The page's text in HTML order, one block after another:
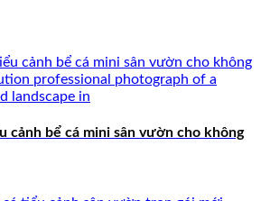
cảnh bể cá mini sân vườn cho không